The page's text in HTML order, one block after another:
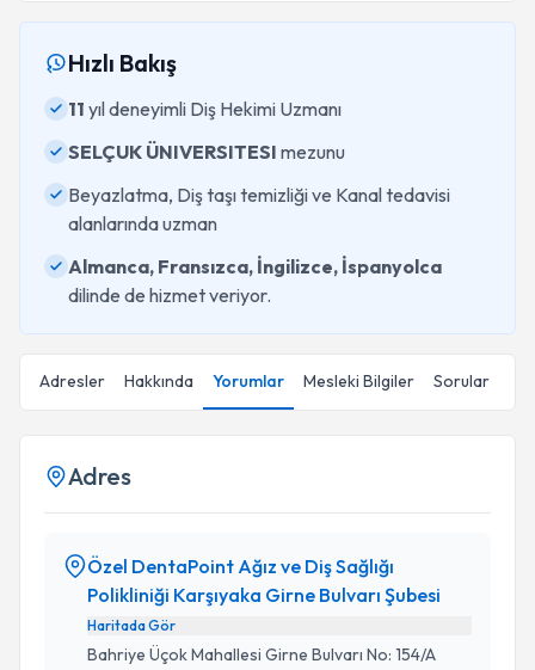
Hızlı Bakış
11 yıl deneyimli Diş Hekimi Uzmanı
SELÇUK ÜNIVERSITESI mezunu
Beyazlatma, Diş taşı temizliği ve Kanal tedavisi
alanlarında uzman
Almanca, Fransızca, İngilizce, İspanyolca
dilinde de hizmet veriyor.
Adresler Hakkında Yorumlar Mesleki Bilgiler Sorular
Adres
Özel DentaPoint Ağız ve Diş Sağlığı
Polikliniği Karşıyaka Girne Bulvarı Şubesi
Haritada Gör
Bahriye Üçok Mahallesi Girne Bulvarı No: 154/A